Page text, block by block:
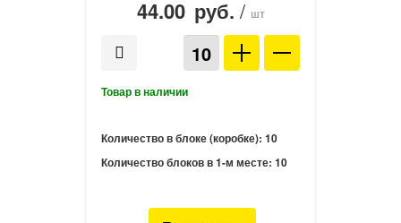
44.00 руб. / шт
Количество в блоке (коробке): 10
Количество блоков в 1-м месте: 10